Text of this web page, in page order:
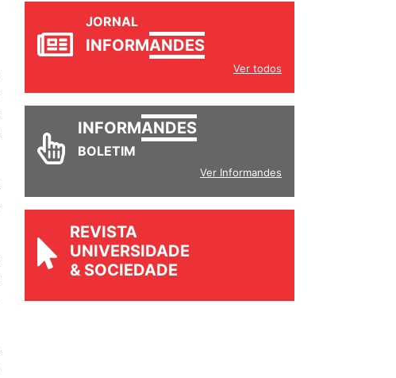
JORNAL
Ver todos
INFORM
Ver Informandes
REVISTA
UNIVERSIDADE